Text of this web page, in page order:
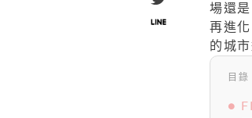
場還
再進
的城
目錄
●